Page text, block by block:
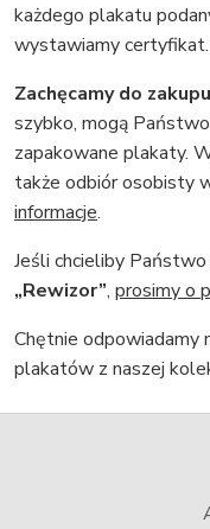
każdego plakatu
wystawiamy certyfikat.
Zachęcamy do
szybko, mogą
zapakowane plakaty.
także odbiór osobisty
informacje.
Jeśli chcieliby
„Rewizor”, prosimy o
Chętnie odpowiadamy
plakatów z naszej